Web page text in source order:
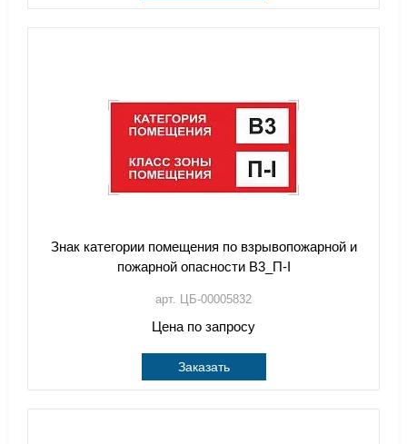
Знак категории помещения по взрывопожарной и
пожарной опасности B3_П-I
арт. ЦБ-00005832
Цена по запросу
Заказать